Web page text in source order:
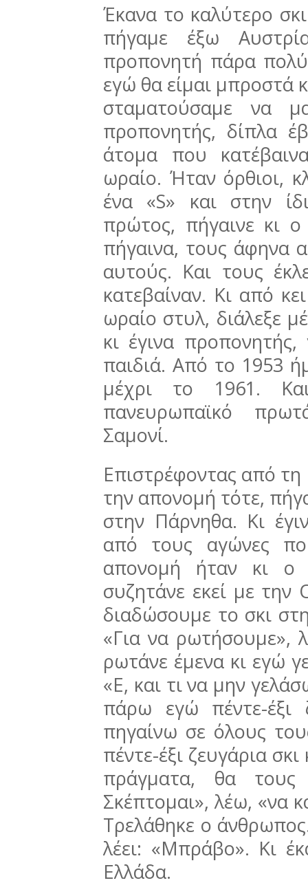
Έκανα το καλύτερο
πήγαμε έξω
προπονητή πάρα
εγώ θα είμαι μπροστά
σταματούσαμε να
προπονητής, δίπλα
άτομα που
ωραίο. Ήταν όρθιοι,
ένα «S» και στην
πρώτος, πήγαινε κι ο
πήγαινα, τους άφηνα
αυτούς. Και τους
κατεβαίναν. Κι από
ωραίο στυλ, διάλεξε
κι έγινα
παιδιά. Από το 1953
μέχρι το 1961.
πανευρωπαϊκό
Σαμονί.
Επιστρέφοντας από τη
την απονομή τότε,
στην Πάρνηθα. Κι
από τους αγώνες
απονομή ήταν κι ο
συζητάνε εκεί με
διαδώσουμε το σκι
«Για να ρωτήσουμε»,
ρωτάνε έμενα κι εγώ
«Ε, και τι να μην
πάρω εγώ πέντε-
πηγαίνω σε όλους
πέντε-έξι ζευγάρια
πράγματα, θα
Σκέπτομαι», λέω, «να
Τρελάθηκε ο
λέει: «Μπράβο». Κι
Ελλάδα.